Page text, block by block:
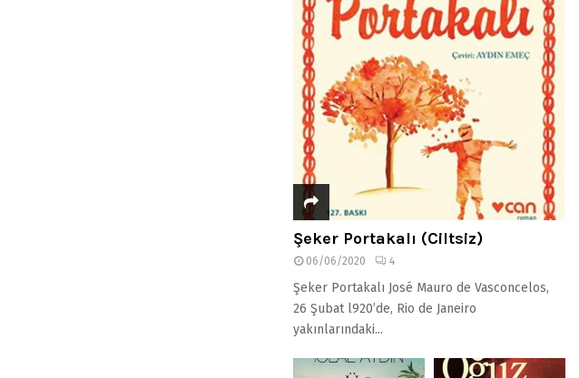
Şeker Portakalı (Ciltsiz)
06/06/2020 4
Şeker Portakalı José Mauro de Vasconcelos,
26 Şubat l920’de, Rio de Janeiro
yakınlarındaki...